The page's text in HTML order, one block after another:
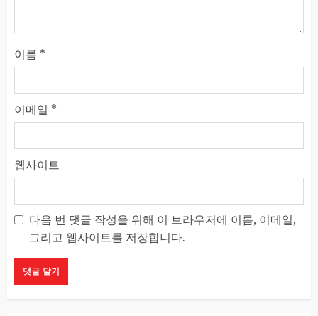
이름 *
이메일 *
웹사이트
다음 번 댓글 작성을 위해 이 브라우저에 이름, 이메일,
그리고 웹사이트를 저장합니다.